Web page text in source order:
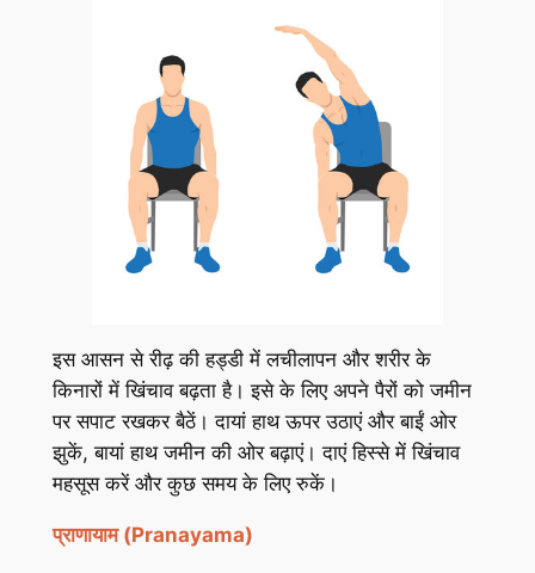
इस आसन से रीढ़ की हड्डी में लचीलापन और शरीर के
किनारों में खिंचाव बढ़ता है। इसे के लिए अपने पैरों को जमीन
पर सपाट रखकर बैठें। दायां हाथ ऊपर उठाएं और बाईं ओर
झुकें, बायां हाथ जमीन की ओर बढ़ाएं। दाएं हिस्से में खिंचाव
महसूस करें और कुछ समय के लिए रुकें।
प्राणायाम (Pranayama)